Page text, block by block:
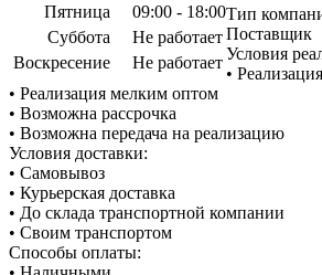
Пятница
09:00 - 18:00
Суббота
Не работает
Воскресение
Не работает
Тип
Поставщик
Условия
•
• Реализация мелким оптом
• Возможна рассрочка
• Возможна передача на реализацию
Условия доставки:
• Самовывоз
• Курьерская доставка
• До склада транспортной компании
• Своим транспортом
Способы оплаты: